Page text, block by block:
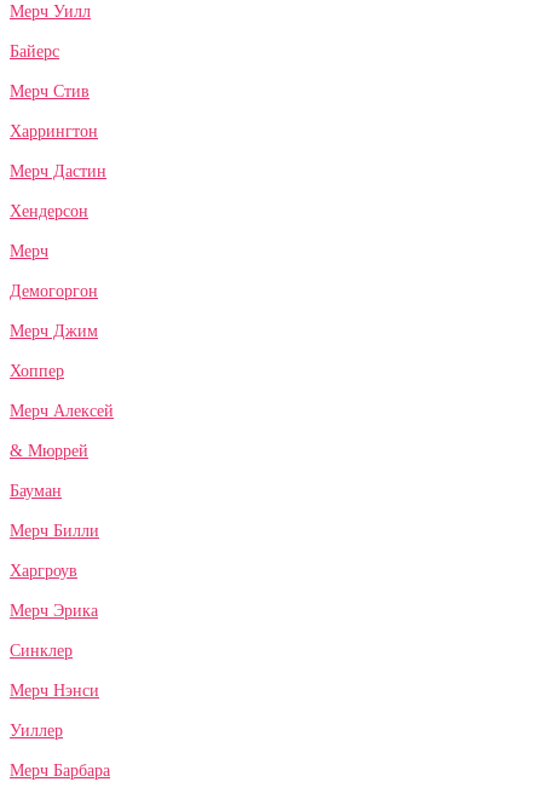
Мерч Уилл
Байерс
Мерч Стив
Харрингтон
Мерч Дастин
Хендерсон
Мерч
Демогоргон
Мерч Джим
Хоппер
Мерч Алексей
& Мюррей
Бауман
Мерч Билли
Харгроув
Мерч Эрика
Синклер
Мерч Нэнси
Уиллер
Мерч Барбара